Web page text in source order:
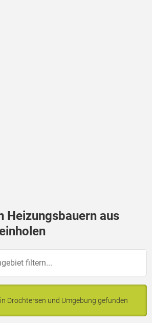
Heizungsbauern aus
Drochtersen und Umgebung gefunden